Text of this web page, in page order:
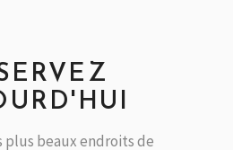
plus beaux endroits de